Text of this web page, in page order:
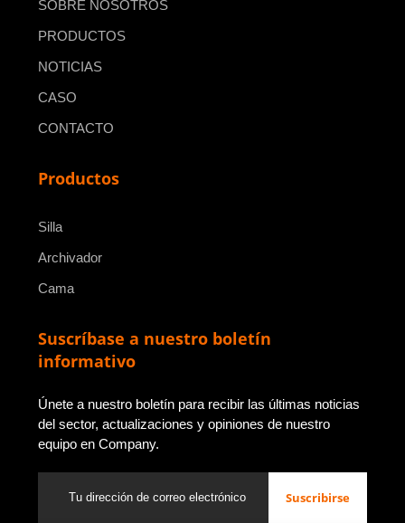
SOBRE NOSOTROS
PRODUCTOS
NOTICIAS
CASO
CONTACTO
Productos
Silla
Archivador
Cama
Suscríbase a nuestro boletín
informativo
Únete a nuestro boletín para recibir las últimas noticias
del sector, actualizaciones y opiniones de nuestro
equipo en Company.
Suscribirse